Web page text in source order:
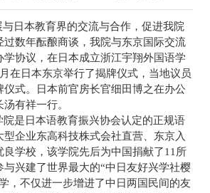
日本教育界的交流与合作，促进我院
过数年酝酿商谈，我院与东京国际交流
学协议，在日本成立浙江宇翔外国语学
月在日本东京举行了揭牌仪式，当地议员
仪式。日本前官房长官细田博之在办公
有祥一行。
院是日本语教育振兴协会认定的正规语
企业东高科技株式会社直营、东京入
良学校，该学院先后为中国捐献了11 所
兴建了世界最大的“中日友好兴学社樱
，不仅进一步增进了中日两国民间的友